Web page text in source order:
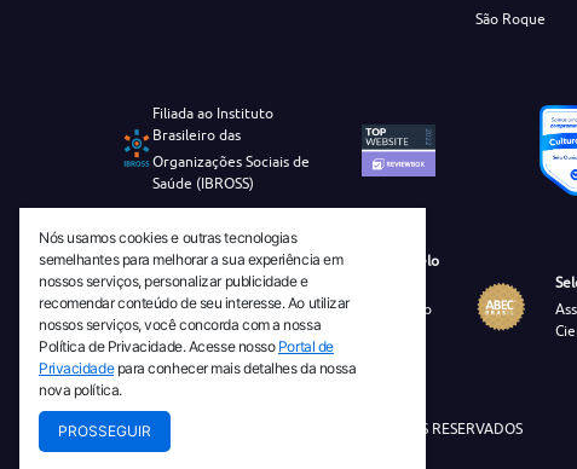
São Roque
Filiada ao Instituto
Brasileiro das
Organizações Sociais de
Saúde (IBROSS)
Revista Tecnico-Cientifica CEJAM Selo
Diamante de Ciência Aberta
Diretório Migulim Instituto Brasileiro
de Informação em Ciência e
Tecnologia - IBICT
© 2026 TODOS OS DIREITOS RESERVADOS
Nós usamos cookies e outras tecnologias
semelhantes para melhorar a sua experiência em
nossos serviços, personalizar publicidade e
recomendar conteúdo de seu interesse. Ao utilizar
nossos serviços, você concorda com a nossa
Política de Privacidade. Acesse nosso Portal de
Privacidadepara conhecer mais detalhes da nossa
nova política.
PROSSEGUIR